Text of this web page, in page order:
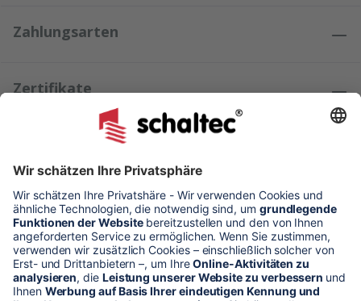
Zahlungsarten
Zertifikate
Kundenmeinungen